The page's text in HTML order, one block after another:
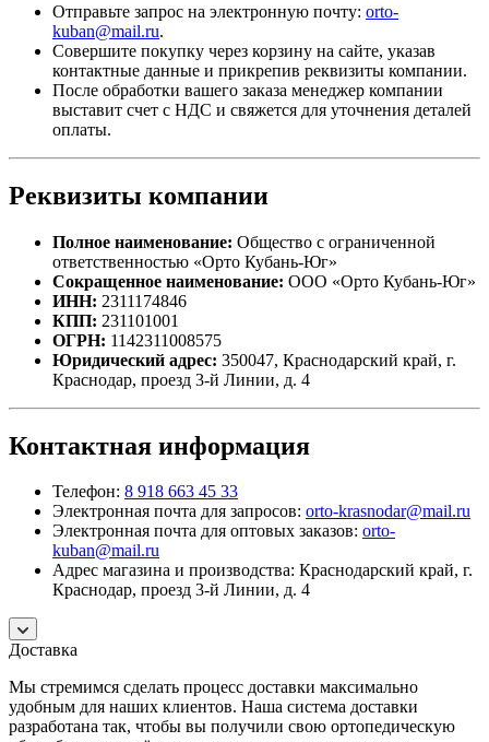
Отправьте запрос на электронную почту: orto-
kuban@mail.ru.
Совершите покупку через корзину на сайте, указав
контактные данные и прикрепив реквизиты компании.
После обработки вашего заказа менеджер компании
выставит счет с НДС и свяжется для уточнения деталей
оплаты.
Реквизиты компании
Полное наименование: Общество с ограниченной
ответственностью «Орто Кубань-Юг»
Сокращенное наименование: ООО «Орто Кубань-Юг»
ИНН: 2311174846
КПП: 231101001
ОГРН: 1142311008575
Юридический адрес: 350047, Краснодарский край, г.
Краснодар, проезд 3-й Линии, д. 4
Контактная информация
Телефон: 8 918 663 45 33
Электронная почта для запросов: orto-krasnodar@mail.ru
Электронная почта для оптовых заказов: orto-
kuban@mail.ru
Адрес магазина и производства: Краснодарский край, г.
Краснодар, проезд 3-й Линии, д. 4
Доставка
Мы стремимся сделать процесс доставки максимально
удобным для наших клиентов. Наша система доставки
разработана так, чтобы вы получили свою ортопедическую